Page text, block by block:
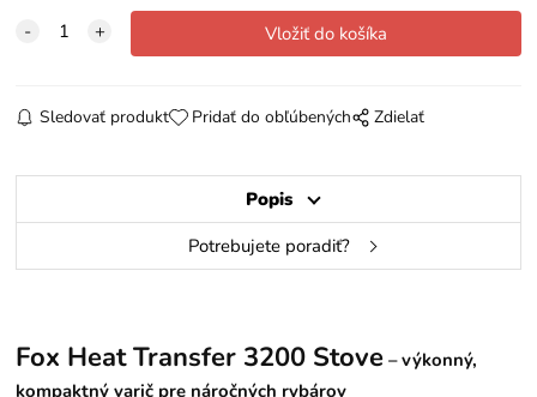
Sledovať produkt Pridať do obľúbených Zdielať
Popis
Potrebujete poradiť?
Fox Heat Transfer 3200 Stove – výkonný,
kompaktný varič pre náročných rybárov